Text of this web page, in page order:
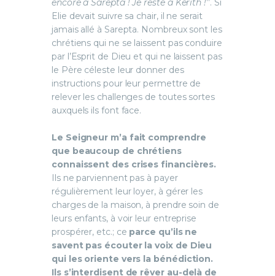
encore à Sarepta ! Je reste à Kerith !’’. Si
Elie devait suivre sa chair, il ne serait
jamais allé à Sarepta. Nombreux sont les
chrétiens qui ne se laissent pas conduire
par l’Esprit de Dieu et qui ne laissent pas
le Père céleste leur donner des
instructions pour leur permettre de
relever les challenges de toutes sortes
auxquels ils font face.
Le Seigneur m’a fait comprendre
que beaucoup de chrétiens
connaissent des crises financières.
Ils ne parviennent pas à payer
régulièrement leur loyer, à gérer les
charges de la maison, à prendre soin de
leurs enfants, à voir leur entreprise
prospérer, etc.; ce parce qu’ils ne
savent pas écouter la voix de Dieu
qui les oriente vers la bénédiction.
Ils s’interdisent de rêver au-delà de